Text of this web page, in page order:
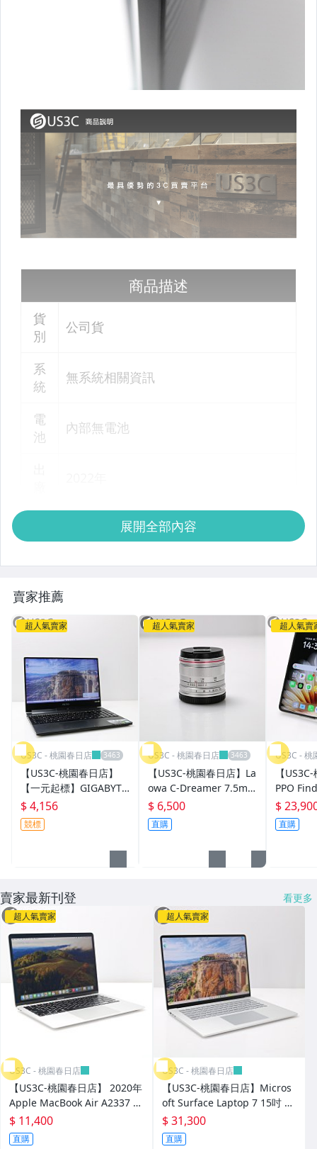
展開全部內容
賣家推薦
超人氣賣家
US3C - 桃園春日店
【US3C-桃園春日店】
【一元起標】GIGABYTE
AERO 15X V8 15吋 FHD
i7-8750H 16G 512G GT
X 1070 8G 黑
$ 4,156
競標
超人氣賣家
US3C - 桃園春日店
【US3C-桃園春日店】La
owa C-Dreamer 7.5mm
F2 For Olympus 輕量無
人機版 二手鏡頭
$ 6,500
直購
超人氣賣
US3C - 桃
【
PPO
16G
12吋
手機 二
$
直購
賣家最新刊登 看更多
超人氣賣家
US3C - 桃園春日店
【US3C-桃園春日店】 2020年
Apple MacBook Air A2337 R
etina 13吋 M1 8C7G 8G 256
G SSD 銀
$ 11,400
直購
超人氣賣家
US3C - 桃園春日店
【US3C-桃園春日店】Micros
oft Surface Laptop 7 15吋 觸
控螢幕 Snapdragon X1E8010
0 16G 256G SSD
$ 31,300
直購